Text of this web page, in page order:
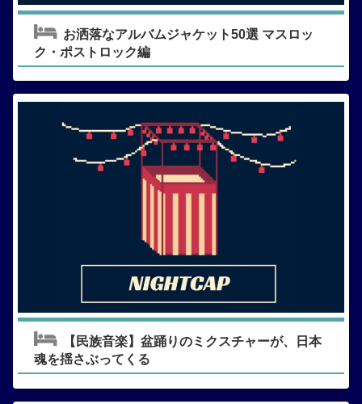
お洒落なアルバムジャケット50選 マスロッ
ク・ポストロック編
【民族音楽】盆踊りのミクスチャーが、日本
魂を揺さぶってくる